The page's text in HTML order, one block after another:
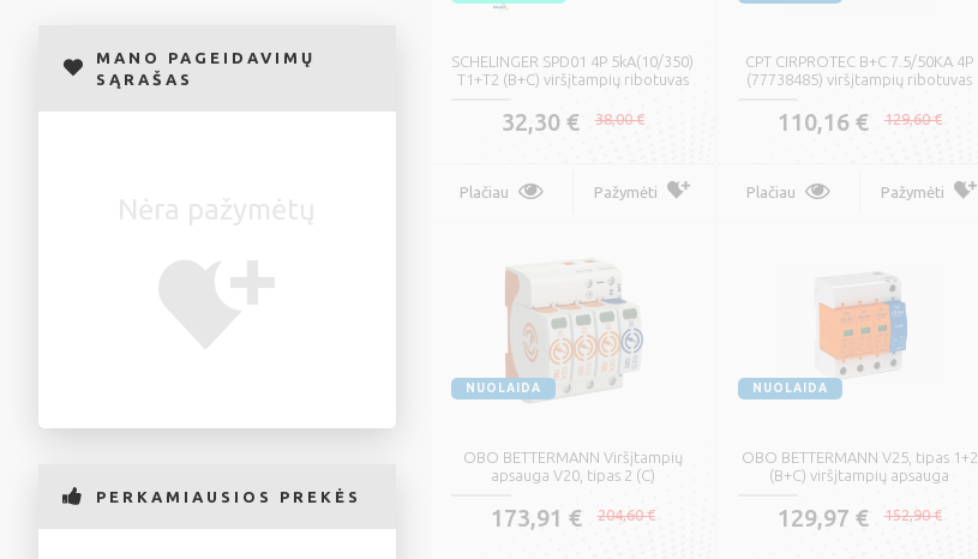
MANO PAGEIDAVIMŲ
SĄRAŠAS
Nėra pažymėtų
PERKAMIAUSIOS PREKĖS
SCHELINGER SPD01 4P 5kA(10/350)
T1+T2 (B+C) viršįtampių ribotuvas
32,30 € 38,00 €
Plačiau Pažymėti
CPT CIRPROTEC B+C 7.5/50KA 4P
(77738485) viršįtampių ribotuvas
110,16 € 129,60 €
Plačiau Pažymėti
NUOLAIDA
OBO BETTERMANN Viršįtampių
apsauga V20, tipas 2 (C)
173,91 € 204,60 €
NUOLAIDA
OBO BETTERMANN V25, tipas 1+2
(B+C) viršįtampių apsauga
129,97 € 152,90 €